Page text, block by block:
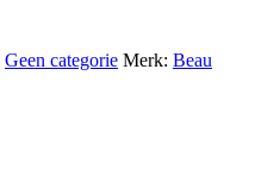
Geen categorie Merk: Beau